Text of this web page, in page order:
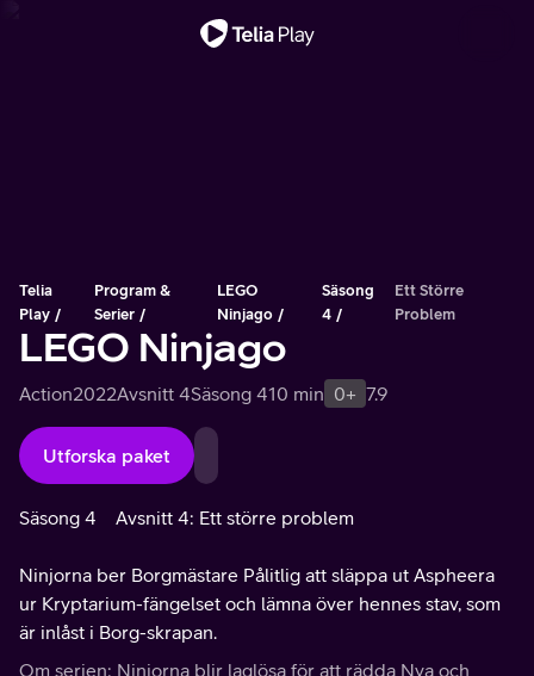
Telia
Play
Program &
Serier
LEGO
Ninjago
Säsong
4
Ett Större
Problem
LEGO Ninjago
Action2022Avsnitt 4Säsong 410 min 0+ 7.9
Utforska paket
Säsong 4 Avsnitt 4: Ett större problem
Ninjorna ber Borgmästare Pålitlig att släppa ut Aspheera
ur Kryptarium-fängelset och lämna över hennes stav, som
är inlåst i Borg-skrapan.
Om serien: Ninjorna blir laglösa för att rädda Nya och